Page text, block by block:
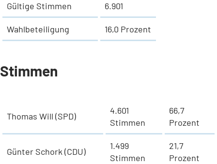
Gültige Stimmen 6.901
Wahlbeteiligung 16,0 Prozent
Stimmen
Thomas Will (SPD)
4.601
Stimmen
66,7
Prozent
Günter Schork (CDU)
1.499
Stimmen
21,7
Prozent